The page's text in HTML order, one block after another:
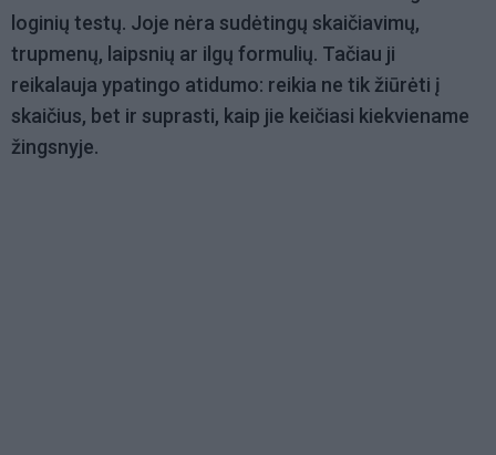
loginių testų. Joje nėra sudėtingų skaičiavimų,
trupmenų, laipsnių ar ilgų formulių. Tačiau ji
reikalauja ypatingo atidumo: reikia ne tik žiūrėti į
skaičius, bet ir suprasti, kaip jie keičiasi kiekviename
žingsnyje.